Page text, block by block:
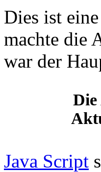
Dies ist
machte die
war der
Die
Java Script